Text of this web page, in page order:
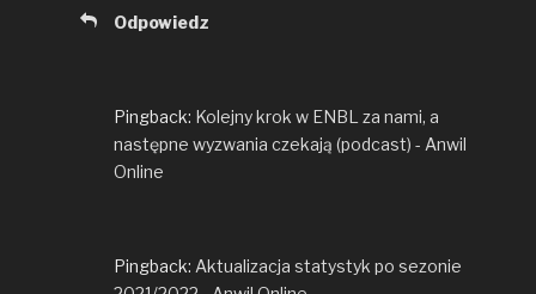
Odpowiedz
Pingback: Kolejny krok w ENBL za nami, a
następne wyzwania czekają (podcast) - Anwil
Online
Pingback: Aktualizacja statystyk po sezonie